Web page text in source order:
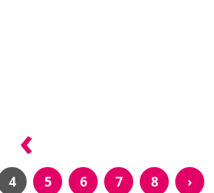
‹
4 5 6 7 8
›